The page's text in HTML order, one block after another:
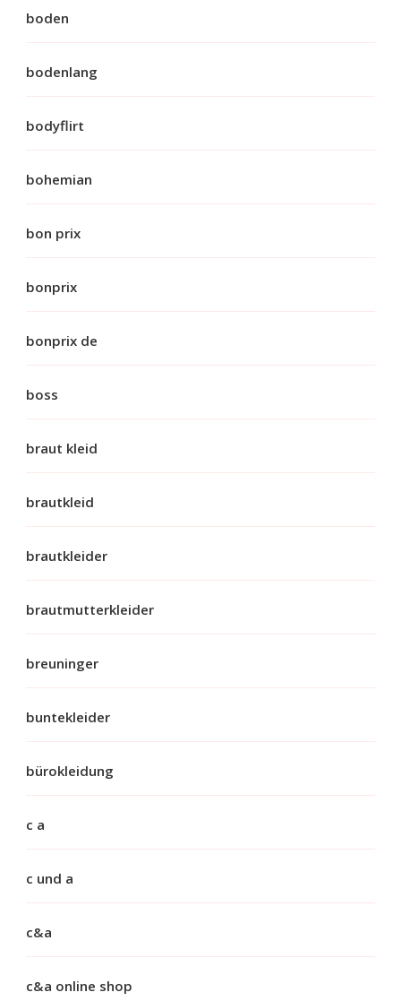
boden
bodenlang
bodyflirt
bohemian
bon prix
bonprix
bonprix de
boss
braut kleid
brautkleid
brautkleider
brautmutterkleider
breuninger
buntekleider
bürokleidung
c a
c und a
c&a
c&a online shop